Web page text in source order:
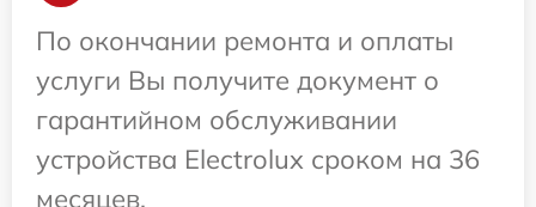
По окончании ремонта и оплаты
услуги Вы получите документ о
гарантийном обслуживании
устройства Electrolux сроком на 36
месяцев.